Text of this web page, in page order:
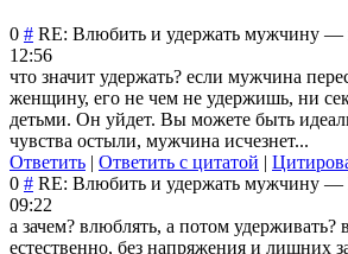
0 # RE: Влюбить и удержать мужчину —
12:56
что значит удержать? если мужчина
женщину, его не чем не удержишь, ни
детьми. Он уйдет. Вы можете быть
чувства остыли, мужчина исчезнет...
Ответить | Ответить с цитатой |
0 # RE: Влюбить и удержать мужчину —
09:22
а зачем? влюблять, а потом удерживать?
естественно, без напряжения и лишних